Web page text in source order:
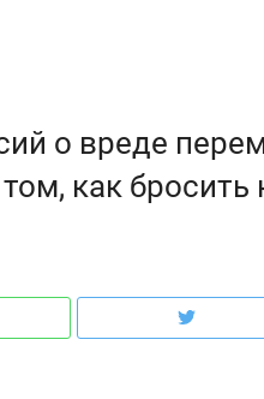
о вреде
как бросить
и